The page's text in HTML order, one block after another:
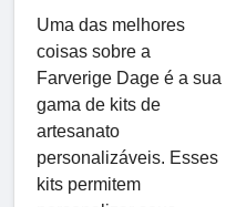
Uma das melhores
coisas sobre a
Farverige Dage é a sua
gama de kits de
artesanato
personalizáveis. Esses
kits permitem